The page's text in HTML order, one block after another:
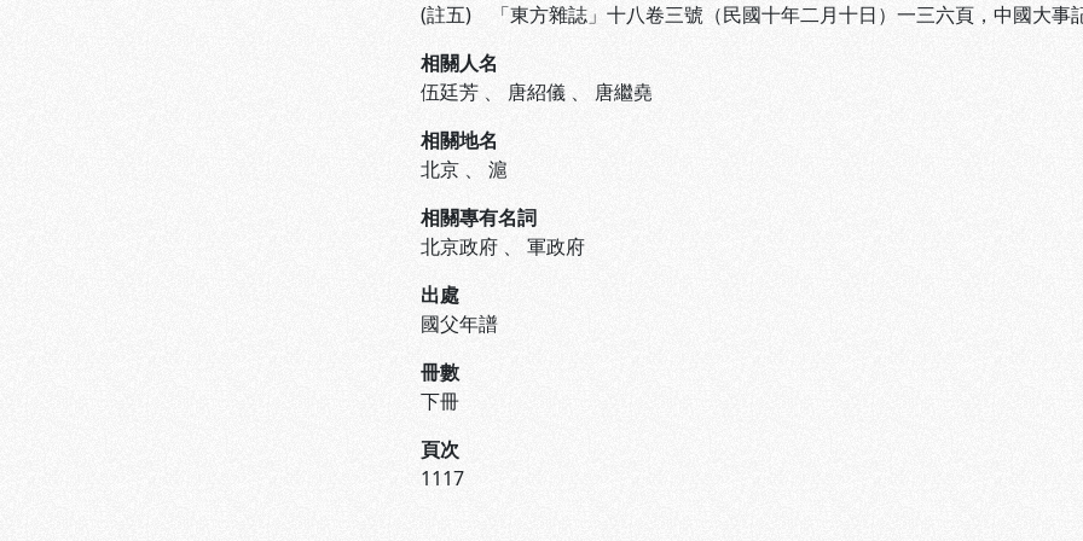
(註五) 「東方雜誌」十八卷三號（民國十年二月十日）一三六頁，中國大事
相關人名
伍廷芳 、 唐紹儀 、 唐繼堯
相關地名
北京 、 滬
相關專有名詞
北京政府 、 軍政府
出處
國父年譜
冊數
下冊
頁次
1117